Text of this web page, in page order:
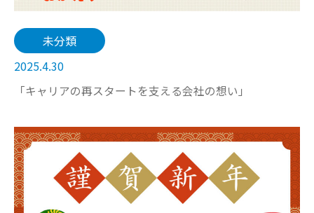
未分類
2025.4.30
「キャリアの再スタートを支える会社の想い」